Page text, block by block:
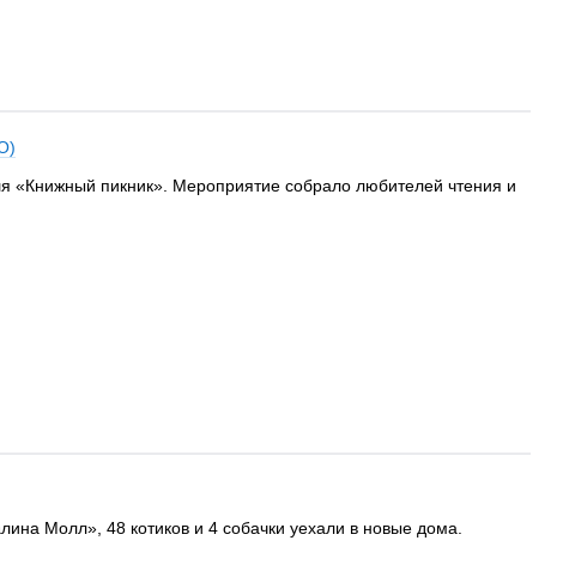
«Книжный пикник». Мероприятие собрало любителей чтения и
Молл», 48 котиков и 4 собачки уехали в новые дома.